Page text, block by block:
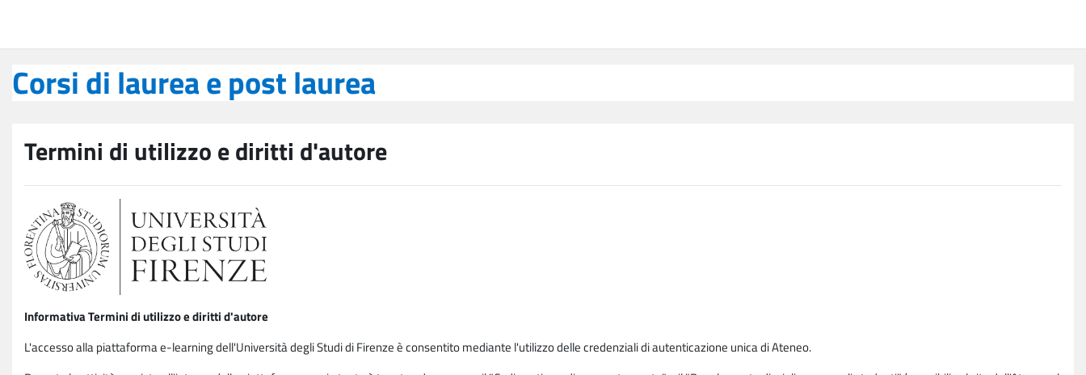
Corsi di laurea e post laurea
Termini di utilizzo e diritti d'autore
Informativa Termini di utilizzo e diritti d'autore
L'accesso alla piattaforma e-learning dell'Università degli Studi di Firenze è consentito mediante l'utilizzo delle credenziali di autenticazione unica di Ateneo.